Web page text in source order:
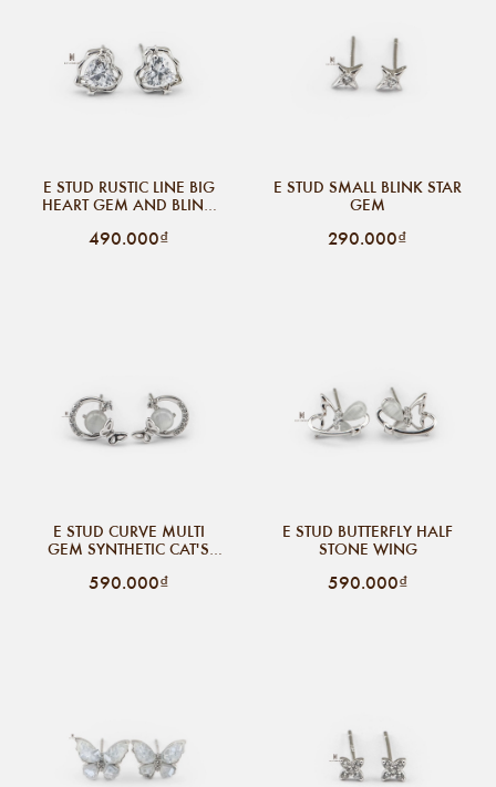
E STUD RUSTIC LINE BIG
HEART GEM AND BLING
490.000₫
E STUD SMALL BLINK STAR
GEM
290.000₫
E STUD CURVE MULTI
GEM SYNTHETIC CAT'S
590.000₫
E STUD BUTTERFLY HALF
STONE WING
590.000₫